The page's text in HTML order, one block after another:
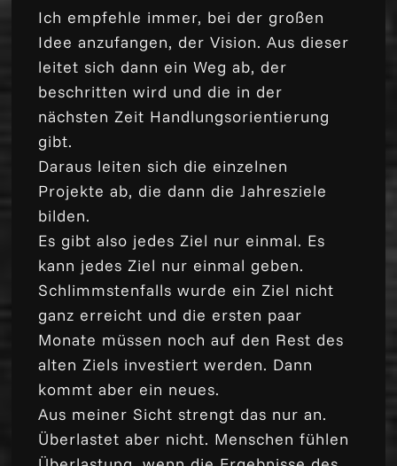
Ich empfehle immer, bei der großen
Idee anzufangen, der Vision. Aus dieser
leitet sich dann ein Weg ab, der
beschritten wird und die in der
nächsten Zeit Handlungsorientierung
gibt.
Daraus leiten sich die einzelnen
Projekte ab, die dann die Jahresziele
bilden.
Es gibt also jedes Ziel nur einmal. Es
kann jedes Ziel nur einmal geben.
Schlimmstenfalls wurde ein Ziel nicht
ganz erreicht und die ersten paar
Monate müssen noch auf den Rest des
alten Ziels investiert werden. Dann
kommt aber ein neues.
Aus meiner Sicht strengt das nur an.
Überlastet aber nicht. Menschen fühlen